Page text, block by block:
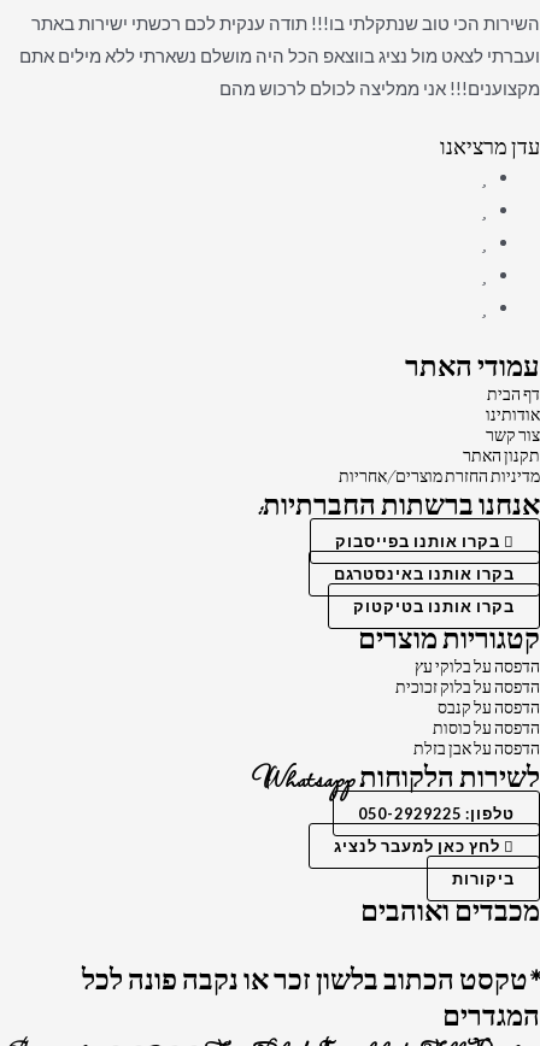
השירות הכי טוב שנתקלתי בו!!! תודה ענקית לכם רכשתי ישירות באתר
ועברתי לצאט מול נציג בווצאפ הכל היה מושלם נשארתי ללא מילים אתם
מקצוענים!!! אני ממליצה לכולם לרכוש מהם
עדן מרציאנו
עמודי האתר
דף הבית
אודותינו
צור קשר
תקנון האתר
מדיניות החזרת מוצרים/אחריות
אנחנו ברשתות החברתיות:
בקרו אותנו בפייסבוק
בקרו אותנו באינסטרגם
בקרו אותנו בטיקטוק
קטגוריות מוצרים
הדפסה על בלוקי עץ
הדפסה על בלוק זכוכית
הדפסה על קנבס
הדפסה על כוסות
הדפסה על אבן בזלת
לשירות הלקוחות Whatsapp
טלפון: 050-2929225
לחץ כאן למעבר לנציג
ביקורות
מכבדים ואוהבים
*טקסט הכתוב בלשון זכר או נקבה פונה לכל
המגדרים